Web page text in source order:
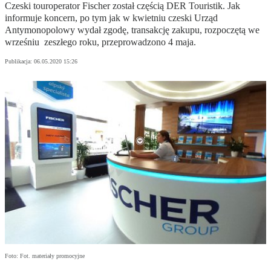
Czeski touroperator Fischer został częścią DER Touristik. Jak
informuje koncern, po tym jak w kwietniu czeski Urząd
Antymonopolowy wydał zgodę, transakcję zakupu, rozpoczętą we
wrześniu zeszłego roku, przeprowadzono 4 maja.
Publikacja: 06.05.2020 15:26
Foto: Fot. materiały promocyjne